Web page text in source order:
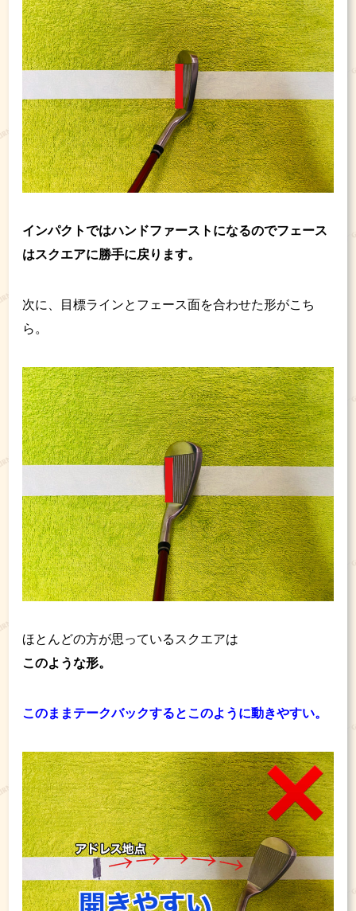
インパクトではハンドファーストになるのでフェース
はスクエアに勝手に戻ります。
次に、目標ラインとフェース面を合わせた形がこち
ら。
ほとんどの方が思っているスクエアは
このような形。
このままテークバックするとこのように動きやすい。